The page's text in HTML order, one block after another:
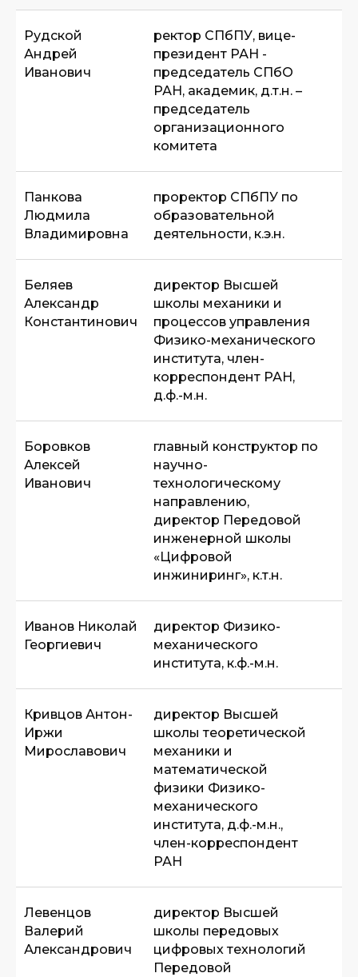
Рудской
Андрей
Иванович
ректор СПбПУ, вице-
президент РАН -
председатель СПбО
РАН, академик, д.т.н. –
председатель
организационного
комитета
Панкова
Людмила
Владимировна
проректор СПбПУ по
образовательной
деятельности, к.э.н.
Беляев
Александр
Константинович
директор Высшей
школы механики и
процессов управления
Физико-механического
института, член-
корреспондент РАН,
д.ф.-м.н.
Боровков
Алексей
Иванович
главный конструктор по
научно-
технологическому
направлению,
директор Передовой
инженерной школы
«Цифровой
инжиниринг», к.т.н.
Иванов Николай
Георгиевич
директор Физико-
механического
института, к.ф.-м.н.
Кривцов Антон-
Иржи
Мирославович
директор Высшей
школы теоретической
механики и
математической
физики Физико-
механического
института, д.ф.-м.н.,
член-корреспондент
РАН
Левенцов
Валерий
Александрович
директор Высшей
школы передовых
цифровых технологий
Передовой